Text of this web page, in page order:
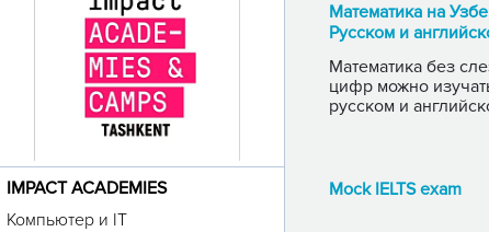
IMPACT ACADEMIES
Компьютер и IT
Математика на
Русском и
Математика без
цифр можно
русском и
Mock IELTS exam